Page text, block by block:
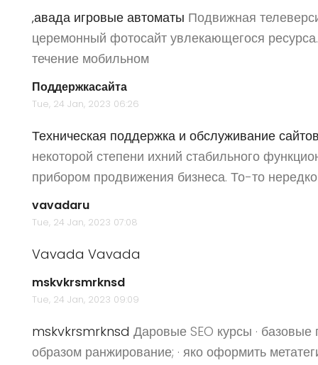
‚авада игровые автоматы Подвижная
церемонный фотосайт увлекающегося
течение мобильном
Поддержкасайта
Tue, 24 Jan, 2023 06:26
Техническая поддержка и обслуживание
некоторой степени ихний стабильного
прибором продвижения бизнеса. То-то
vavadaru
Tue, 24 Jan, 2023 07:08
Vavada Vavada
mskvkrsmrknsd
Tue, 24 Jan, 2023 09:09
mskvkrsmrknsd Даровые SEO курсы · базовые
образом ранжирование; · яко оформить